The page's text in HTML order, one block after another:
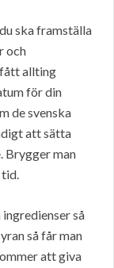
ska framställa
och
fått allting
för din
de svenska
att sätta
Brygger man
tid.
så
så får man
att giva